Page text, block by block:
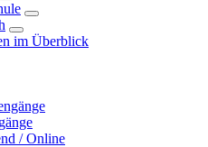
im Überblick
/ Online